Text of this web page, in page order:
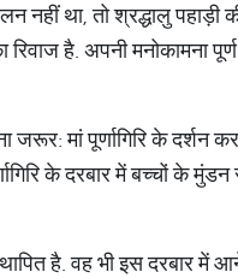
नहीं था, तो श्रद्धालु
है. अपनी मनोकामना
जरूर: मां पूर्णागिरि के
के दरबार में बच्चों के
स्थापित है. वह भी इस